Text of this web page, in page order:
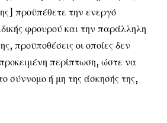
προϋπέθετε την ενεργό
φρουρού και την παράλληλη
προϋποθέσεις οι οποίες δεν
περίπτωση, ώστε να
σύννομο ή μη της άσκησής της,